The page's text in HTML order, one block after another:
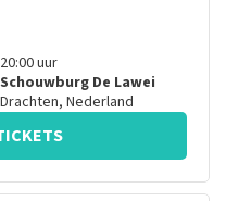
20:00uur
Schouwburg De Lawei
Drachten, Nederland